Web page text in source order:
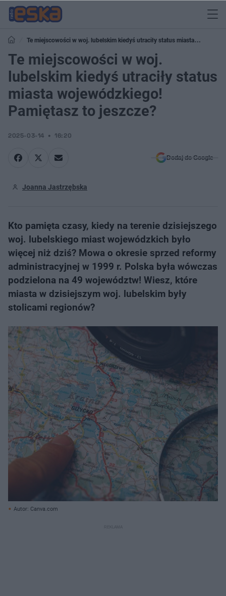
Te miejscowości w woj. lubelskim kiedyś utraciły status miasta
wojewódzkiego! Pamiętasz to jeszcze?
Te miejscowości w woj.
lubelskim kiedyś utraciły status
miasta wojewódzkiego!
Pamiętasz to jeszcze?
2025-03-14 16:20
Dodaj do Google
Joanna Jastrzębska
Kto pamięta czasy, kiedy na terenie dzisiejszego
woj. lubelskiego miast wojewódzkich było
więcej niż dziś? Mowa o okresie sprzed reformy
administracyjnej w 1999 r. Polska była wówczas
podzielona na 49 województw! Wiesz, które
miasta w dzisiejszym woj. lubelskim były
stolicami regionów?
Autor: Canva.com